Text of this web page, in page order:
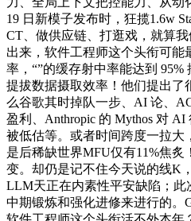
19 日新模子发布时，狂揽1.6w
CT、做供应链、打逛戏，就算
出来，软件工程师这个头衔可能
率，“”的缓存射中率能达到 95%
提拔数据摄取效率！他们提出
么谷歌其时掉队一步、AI 论、
盈利、Anthropic 的 Mythos 对
被低估等。或者时间跨度一拉大
是后稀缺世界MFU仅有11%焦
变。却仍是记不住今天说的线K
LLM天正在内素性平安缺陷；此
中期锻炼和强化进修来进行的。